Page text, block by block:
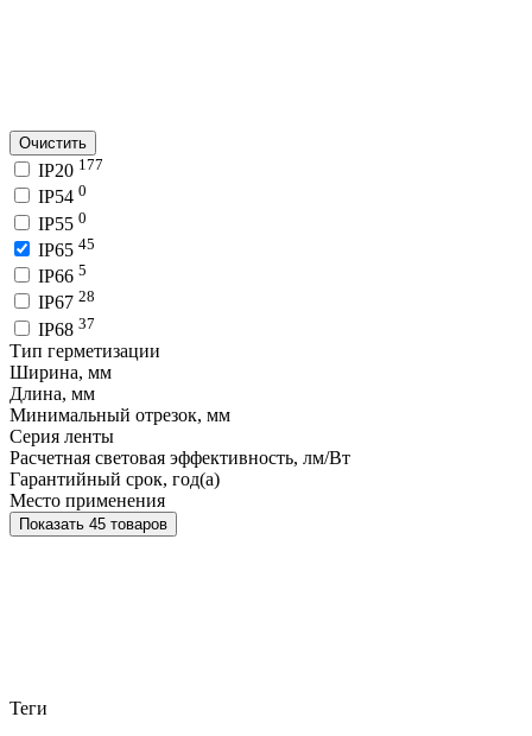
Очистить
IP20 177
IP54 0
IP55 0
IP65 45
IP66 5
IP67 28
IP68 37
Тип герметизации
Ширина, мм
Длина, мм
Минимальный отрезок, мм
Серия ленты
Расчетная световая эффективность, лм/Вт
Гарантийный срок, год(а)
Место применения
Показать 45 товаров
Теги